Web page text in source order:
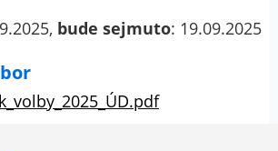
bude sejmuto: 19.09.2025